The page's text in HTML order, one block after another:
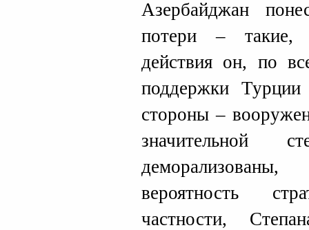
Азербайджан
потери – такие,
действия он, по
поддержки
стороны –
значительной
деморализованы,
вероятность
частности,